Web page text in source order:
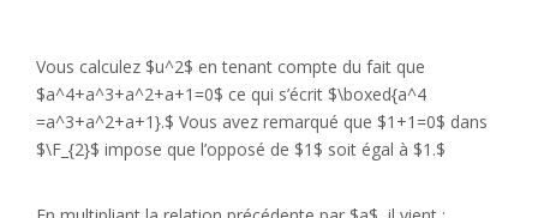
Vous calculez $u^2$ en tenant compte du fait que
$a^4+a^3+a^2+a+1=0$ ce qui s’écrit $\boxed{a^4
=a^3+a^2+a+1}.$ Vous avez remarqué que $1+1=0$ dans
$\F_{2}$ impose que l’opposé de $1$ soit égal à $1.$